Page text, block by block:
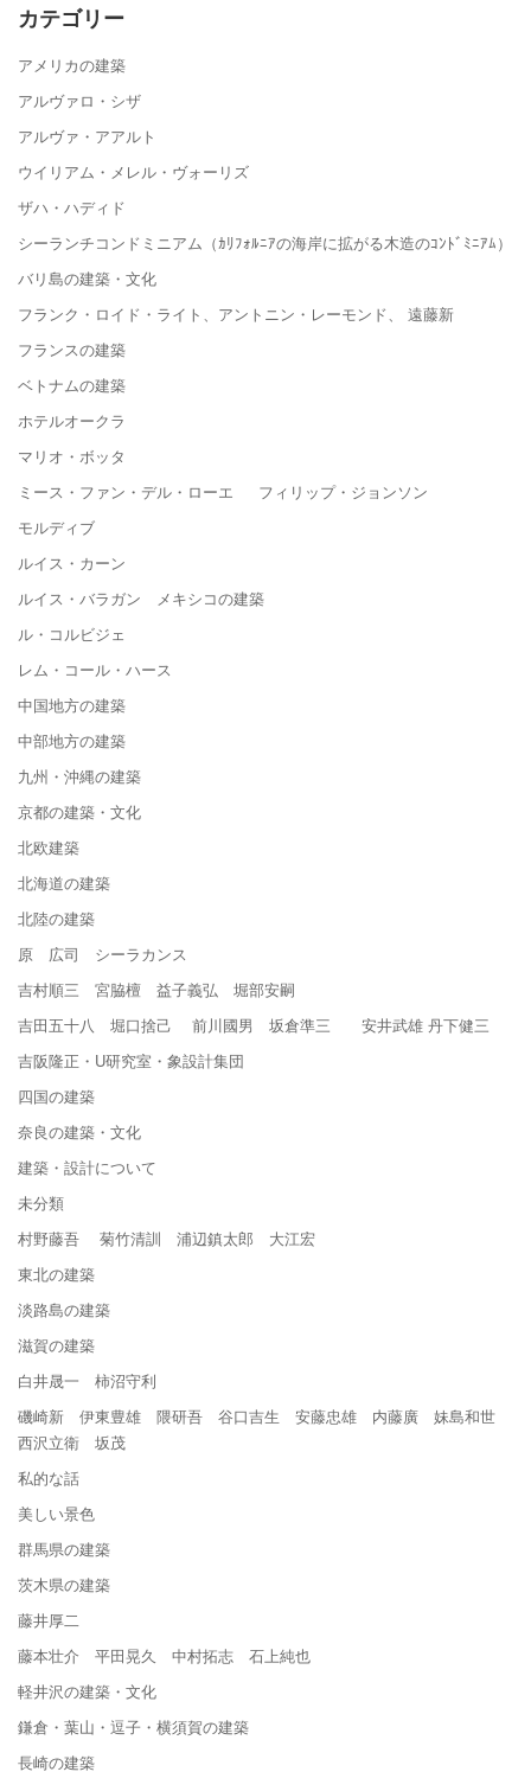
カテゴリー
アメリカの建築
アルヴァロ・シザ
アルヴァ・アアルト
ウイリアム・メレル・ヴォーリズ
ザハ・ハディド
シーランチコンドミニアム（ｶﾘﾌｫﾙﾆｱの海岸に拡がる木造のｺﾝﾄﾞﾐﾆｱﾑ）
バリ島の建築・文化
フランク・ロイド・ライト、アントニン・レーモンド、 遠藤新
フランスの建築
ベトナムの建築
ホテルオークラ
マリオ・ボッタ
ミース・ファン・デル・ローエ フィリップ・ジョンソン
モルディブ
ルイス・カーン
ルイス・バラガン メキシコの建築
ル・コルビジェ
レム・コール・ハース
中国地方の建築
中部地方の建築
九州・沖縄の建築
京都の建築・文化
北欧建築
北海道の建築
北陸の建築
原 広司 シーラカンス
吉村順三 宮脇檀 益子義弘 堀部安嗣
吉田五十八 堀口捨己 前川國男 坂倉準三 安井武雄 丹下健三
吉阪隆正・U研究室・象設計集団
四国の建築
奈良の建築・文化
建築・設計について
未分類
村野藤吾 菊竹清訓 浦辺鎮太郎 大江宏
東北の建築
淡路島の建築
滋賀の建築
白井晟一 柿沼守利
磯崎新 伊東豊雄 隈研吾 谷口吉生 安藤忠雄 内藤廣 妹島和世
西沢立衛 坂茂
私的な話
美しい景色
群馬県の建築
茨木県の建築
藤井厚二
藤本壮介 平田晃久 中村拓志 石上純也
軽井沢の建築・文化
鎌倉・葉山・逗子・横須賀の建築
長崎の建築